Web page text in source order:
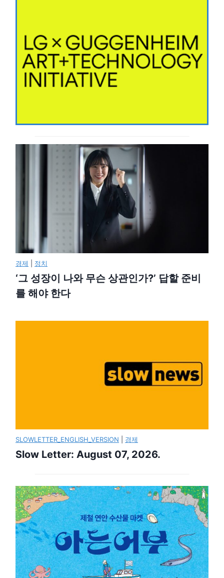
경제 정치
‘그 성장이 나와 무슨 상관인가?’ 답할 준비
를 해야 한다
SLOWLETTER_ENGLISH_VERSION 경제
Slow Letter: August 07, 2026.